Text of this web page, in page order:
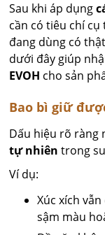
Sau khi áp dụng
cần có tiêu chí
đang dùng có
dưới đây giúp
EVOH cho sản
Bao bì giữ
Dấu hiệu rõ ràng
tự nhiên trong
Ví dụ:
Xúc xích
sậm màu